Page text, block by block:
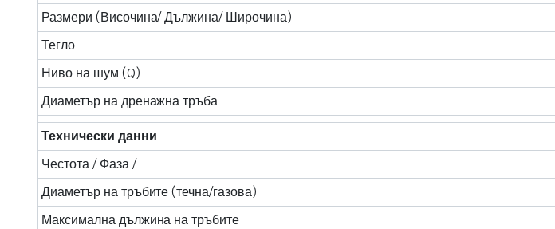
Размери (Височина/ Дължина/ Широчина)
Тегло
Ниво на шум (Q)
Диаметър на дренажна тръба
Технически данни
Честота / Фаза /
Диаметър на тръбите (течна/газова)
Максимална дължина на тръбите